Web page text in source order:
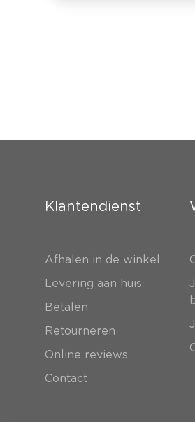
Klantendienst
Afhalen in de winkel
Levering aan huis
Betalen
Retourneren
Online reviews
Contact